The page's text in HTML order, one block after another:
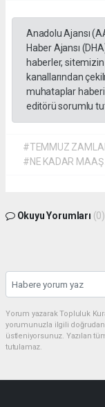
Anadolu Ajansı
Haber Ajansı
haberler,
kanallarından
muhataplar
editörü sorumlu
#TEMMUZ
#NE KADAR
Okuyu Yorumları (0)
Yorum yazarak Topluluk
yorumunuzla ilgili doğrudan
üstleniyorsunuz. Yazılan
tutulamaz.